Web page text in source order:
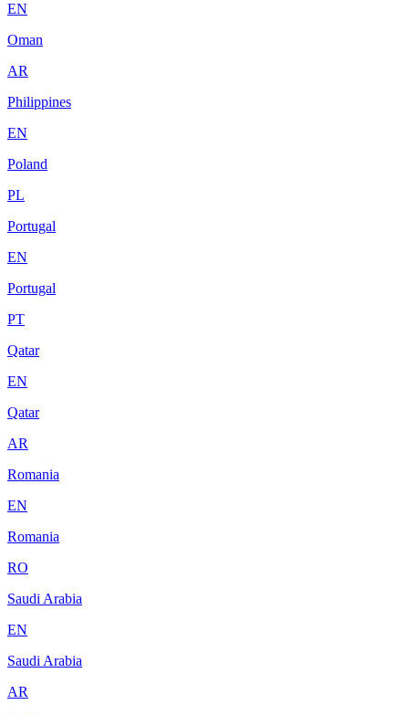
EN
Oman
AR
Philippines
EN
Poland
PL
Portugal
EN
Portugal
PT
Qatar
EN
Qatar
AR
Romania
EN
Romania
RO
Saudi Arabia
EN
Saudi Arabia
AR